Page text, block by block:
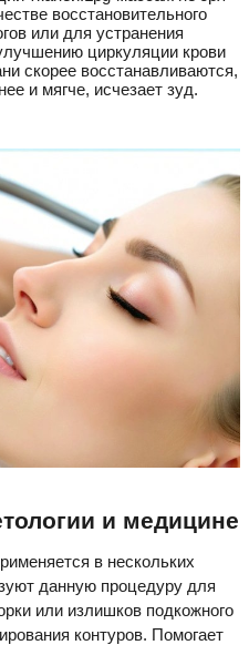
восстановительного
или для устранения
циркуляции крови
скорее восстанавливаются,
и мягче, исчезает зуд.
и медицине
в нескольких
данную процедуру для
или излишков подкожного
контуров. Помогает